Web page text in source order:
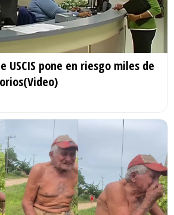
USCIS pone en riesgo miles de